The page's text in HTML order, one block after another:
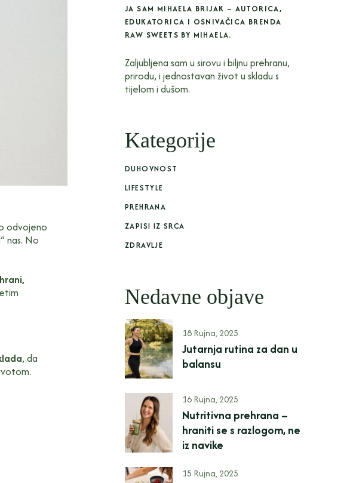
odvojeno
nas. No
, da
JA SAM MIHAELA BRIJAK – AUTORICA,
EDUKATORICA I OSNIVAČICA BRENDA
RAW SWEETS BY MIHAELA.
Zaljubljena sam u sirovu i biljnu prehranu,
prirodu, i jednostavan život u skladu s
tijelom i dušom.
Kategorije
DUHOVNOST
LIFESTYLE
PREHRANA
ZAPISI IZ SRCA
ZDRAVLJE
Nedavne objave
18 Rujna, 2025
Jutarnja rutina za dan u
balansu
16 Rujna, 2025
Nutritivna prehrana –
hraniti se s razlogom, ne
iz navike
15 Rujna, 2025